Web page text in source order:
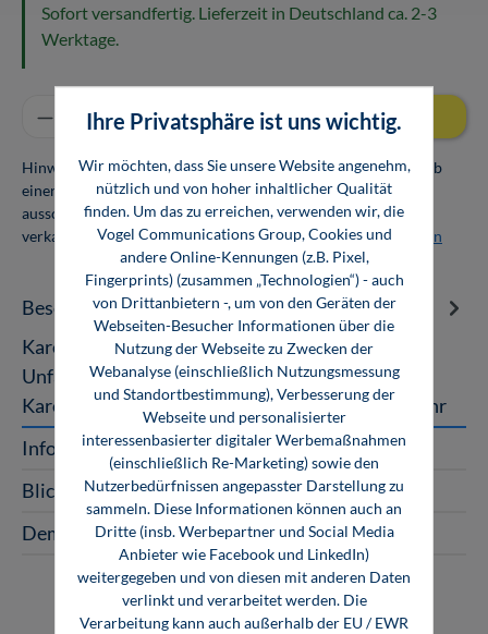
Sofort versandfertig. Lieferzeit in Deutschland ca. 2-3
Werktage.
Produkt Anzahl: Gib den gewünschten
In den Warenkorb
Hinweis: Als Firmenkunde erhalten Sie einen Mengenrabatt ab
einer Abnahmemenge von 10 Exemplaren. Die Bücher dürfen
ausschließlich für den Eigenbedarf genutzt und nicht weiter
verkauft werden. Weitere Informationen unterFirmenlizenzen
Beschreibung
Karosserie Reparatur & Lackierung inkl.
Unfallschaden-Abwicklung Die Reparatur von
Karosserie und die Instandhaltung von Fah…
Mehr
InfoClick
Blick ins Buch
Demo-Version
Ihre Privatsphäre ist uns wichtig.
Wir möchten, dass Sie unsere Website angenehm,
nützlich und von hoher inhaltlicher Qualität
finden. Um das zu erreichen, verwenden wir, die
Vogel Communications Group, Cookies und
andere Online-Kennungen (z.B. Pixel,
Fingerprints) (zusammen „Technologien“) - auch
von Drittanbietern -, um von den Geräten der
Webseiten-Besucher Informationen über die
Nutzung der Webseite zu Zwecken der
Webanalyse (einschließlich Nutzungsmessung
und Standortbestimmung), Verbesserung der
Webseite und personalisierter
interessenbasierter digitaler Werbemaßnahmen
(einschließlich Re-Marketing) sowie den
Nutzerbedürfnissen angepasster Darstellung zu
sammeln. Diese Informationen können auch an
Dritte (insb. Werbepartner und Social Media
Anbieter wie Facebook und LinkedIn)
weitergegeben und von diesen mit anderen Daten
verlinkt und verarbeitet werden. Die
Verarbeitung kann auch außerhalb der EU / EWR